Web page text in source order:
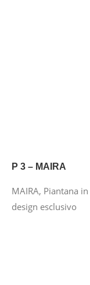
P 3 – MAIRA
MAIRA, Piantana
design esclusivo